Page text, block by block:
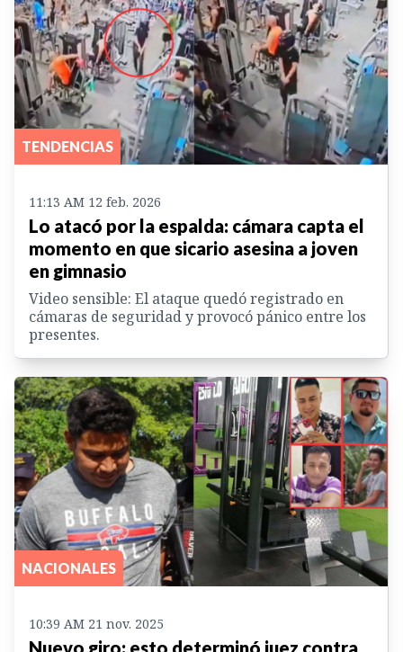
TENDENCIAS
11:13 AM 12 feb. 2026
Lo atacó por la espalda: cámara capta el
momento en que sicario asesina a joven
en gimnasio
Video sensible: El ataque quedó registrado en
cámaras de seguridad y provocó pánico entre los
presentes.
NACIONALES
10:39 AM 21 nov. 2025